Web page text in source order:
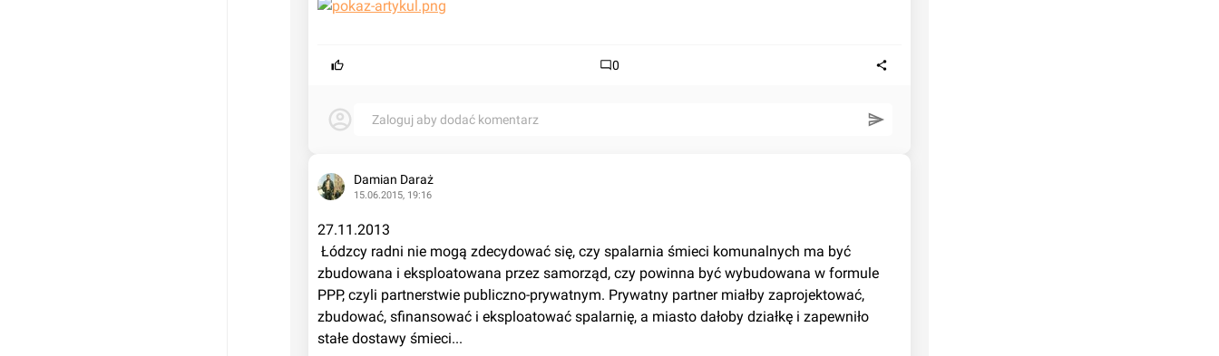
0
Zaloguj aby dodać komentarz
Damian Daraż
15.06.2015, 19:16
27.11.2013
zbudowana i eksploatowana przez samorząd, czy powinna być wybudowana w formule
PPP, czyli partnerstwie publiczno-prywatnym. Prywatny partner miałby zaprojektować,
zbudować, sfinansować i eksploatować spalarnię, a miasto dałoby działkę i zapewniło
stałe dostawy śmieci...